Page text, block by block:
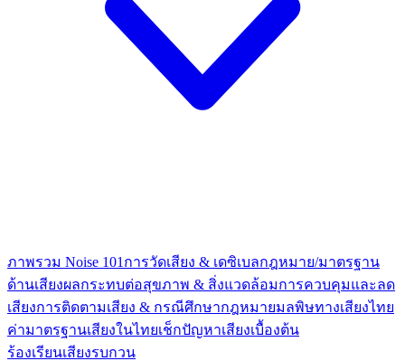
ภาพรวม Noise 101 การวัดเสียง & เดซิเบลกฎหมาย/มาตรฐาน
ด้านเสียงผลกระทบต่อสุขภาพ & สิ่งแวดล้อมการควบคุมและลด
เสียงการติดตามเสียง & กรณีศึกษากฎหมายมลพิษทางเสียงไทย
ค่ามาตรฐานเสียงในไทยเช็กปัญหาเสียงเบื้องต้น
ร้องเรียนเสียงรบกวน